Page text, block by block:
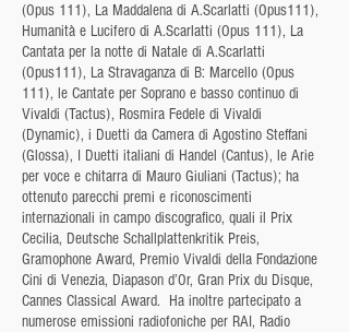
(Opus 111), La Maddalena di A.Scarlatti (Opus111),
Humanità e Lucifero di A.Scarlatti (Opus 111), La
Cantata per la notte di Natale di A.Scarlatti
(Opus111), La Stravaganza di B: Marcello (Opus
111), le Cantate per Soprano e basso continuo di
Vivaldi (Tactus), Rosmira Fedele di Vivaldi
(Dynamic), i Duetti da Camera di Agostino Steffani
(Glossa), I Duetti italiani di Handel (Cantus), le Arie
per voce e chitarra di Mauro Giuliani (Tactus); ha
ottenuto parecchi premi e riconoscimenti
internazionali in campo discografico, quali il Prix
Cecilia, Deutsche Schallplattenkritik Preis,
Gramophone Award, Premio Vivaldi della Fondazione
Cini di Venezia, Diapason d’Or, Gran Prix du Disque,
Cannes Classical Award. Ha inoltre partecipato a
numerose emissioni radiofoniche per RAI, Radio